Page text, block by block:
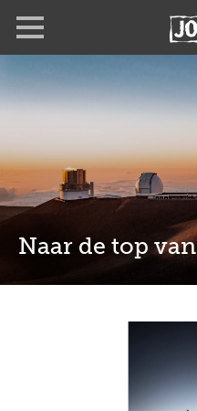
inhoud
gaan
Naar de top